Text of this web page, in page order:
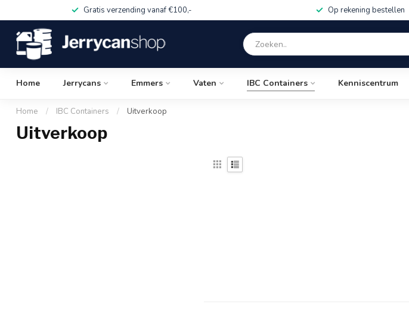
Gratis verzending vanaf €100,- Op rekening bestellen
Home Jerrycans Emmers Vaten IBC Containers Kenniscentrum
Home / IBC Containers / Uitverkoop
Uitverkoop